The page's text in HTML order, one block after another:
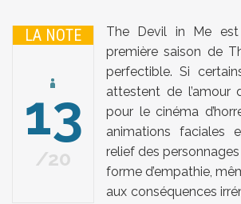
LA NOTE
13
20
The Devil in Me
première saison de
perfectible. Si
attestent de l’amour
pour le cinéma
animations faciales
relief des
forme d’empathie,
aux conséquences